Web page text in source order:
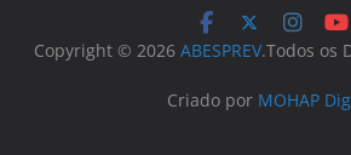
Copyright © 2026 ABESPREV.Todos os
Criado por MOHAP